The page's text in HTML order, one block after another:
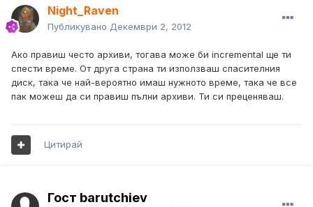
Night_Raven
Публикувано Декември 2, 2012
Ако правиш често архиви, тогава може би incremental ще ти
спести време. От друга страна ти използваш спасителния
диск, така че най-вероятно имаш нужното време, така че все
пак можеш да си правиш пълни архиви. Ти си преценяваш.
Цитирай
Гост barutchiev